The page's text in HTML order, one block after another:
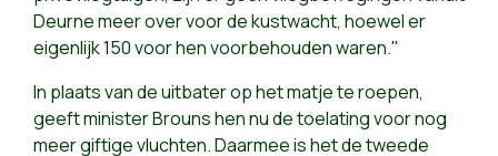
Deurne meer over voor de kustwacht, hoewel er
eigenlijk 150 voor hen voorbehouden waren."
In plaats van de uitbater op het matje te roepen,
geeft minister Brouns hen nu de toelating voor nog
meer giftige vluchten. Daarmee is het de tweede